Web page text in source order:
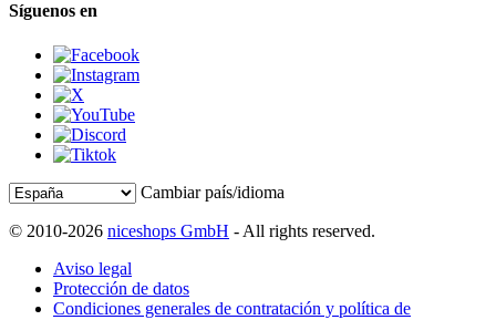
Síguenos en
Cambiar país/idioma
© 2010-2026 niceshops GmbH - All rights reserved.
Aviso legal
Protección de datos
Condiciones generales de contratación y política de